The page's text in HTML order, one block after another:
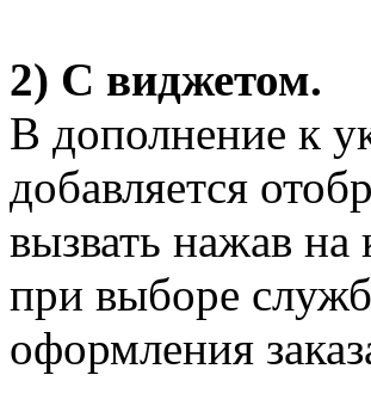
2) С виджетом.
В дополнение к
добавляется
вызвать нажав
при выборе
оформления